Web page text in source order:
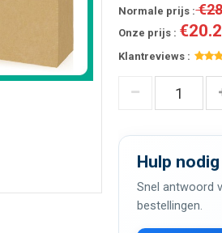
Normale prijs :
Onze prijs :
Klantreviews :
Hulp
Snel antwoord
bestellingen.